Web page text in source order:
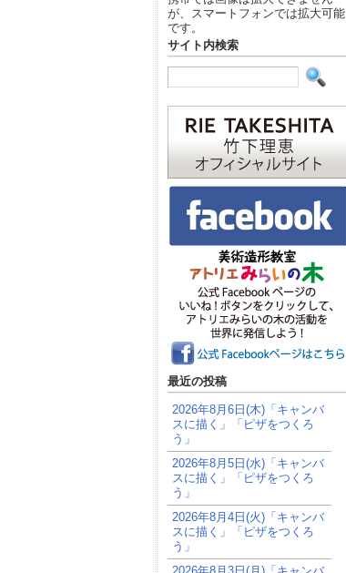
が、スマートフォンでは拡大可能
です。
サイト内検索
最近の投稿
2026年8月6日(木)「キャンバ
スに描く」「ピザをつくろ
う」
2026年8月5日(水)「キャンバ
スに描く」「ピザをつくろ
う」
2026年8月4日(火)「キャンバ
スに描く」「ピザをつくろ
う」